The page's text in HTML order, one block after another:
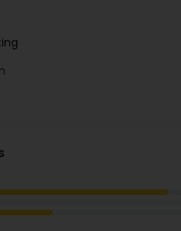
with Concept Color.